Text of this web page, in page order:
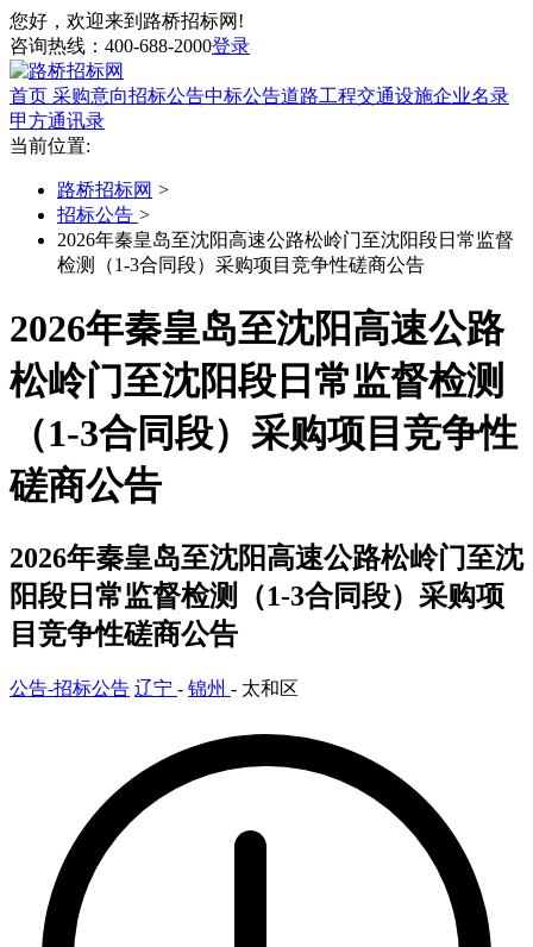
您好，欢迎来到路桥招标网!
咨询热线： 400-688-2000登录
首页 采购意向招标公告中标公告道路工程交通设施企业名录
甲方通讯录
当前位置:
路桥招标网 >
招标公告 >
2026年秦皇岛至沈阳高速公路松岭门至沈阳段日常监督
检测（1-3合同段）采购项目竞争性磋商公告
2026年秦皇岛至沈阳高速公路
松岭门至沈阳段日常监督检测
（1-3合同段）采购项目竞争性
磋商公告
2026年秦皇岛至沈阳高速公路松岭门至沈
阳段日常监督检测（1-3合同段）采购项
目竞争性磋商公告
公告-招标公告 辽宁 - 锦州 - 太和区